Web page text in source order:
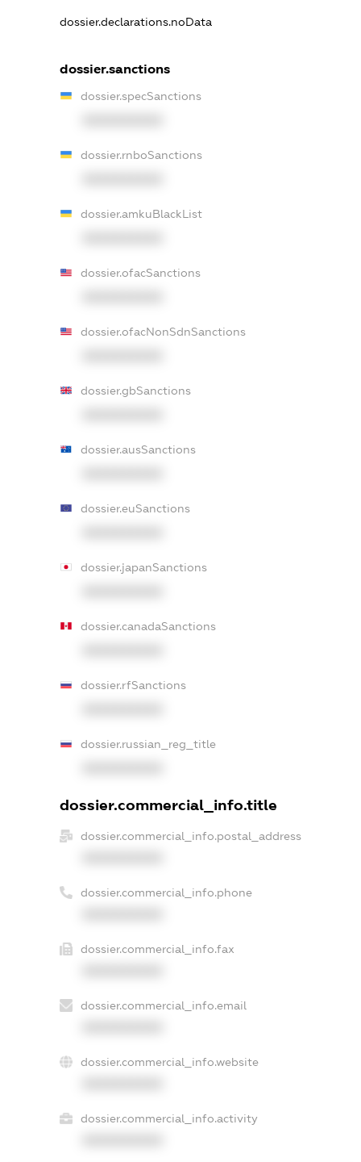
dossier.declarations.noData
dossier.sanctions
dossier.specSanctions
dossier.rnboSanctions
dossier.amkuBlackList
dossier.ofacSanctions
dossier.ofacNonSdnSanctions
dossier.gbSanctions
dossier.ausSanctions
dossier.euSanctions
dossier.japanSanctions
dossier.canadaSanctions
dossier.rfSanctions
dossier.russian_reg_title
dossier.commercial_info.title
dossier.commercial_info.postal_address
dossier.commercial_info.phone
dossier.commercial_info.fax
dossier.commercial_info.email
dossier.commercial_info.website
dossier.commercial_info.activity